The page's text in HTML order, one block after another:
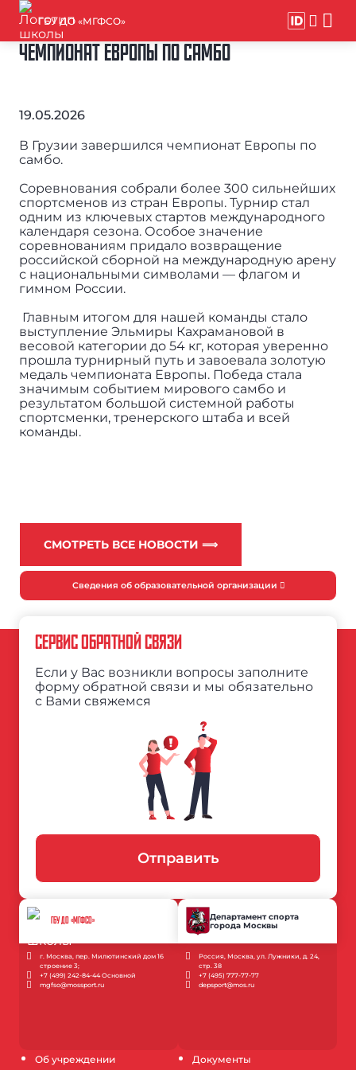
ГБУ ДО «МГФСО»
ЧЕМПИОНАТ ЕВРОПЫ ПО САМБО
19.05.2026
В Грузии завершился чемпионат Европы по
самбо.
Соревнования собрали более 300 сильнейших
спортсменов из стран Европы. Турнир стал
одним из ключевых стартов международного
календаря сезона. Особое значение
соревнованиям придало возвращение
российской сборной на международную арену
с национальными символами — флагом и
гимном России.
Главным итогом для нашей команды стало
выступление Эльмиры Кахрамановой в
весовой категории до 54 кг, которая уверенно
прошла турнирный путь и завоевала золотую
медаль чемпионата Европы. Победа стала
значимым событием мирового самбо и
результатом большой системной работы
спортсменки, тренерского штаба и всей
команды.
СМОТРЕТЬ ВСЕ НОВОСТИ ⟹
Сведения об образовательной организации
Об учреждении Документы
СЕРВИС ОБРАТНОЙ СВЯЗИ
Если у Вас возникли вопросы заполните
форму обратной связи и мы обязательно
с Вами свяжемся
Отправить
ГБУ ДО «МГФСО»
г. Москва, пер. Милютинский дом 16
строение 3;
+7 (499) 242-84-44 Основной
mgfso@mossport.ru
Департамент спорта
города Москвы
Россия, Москва, ул. Лужники, д. 24,
стр. 38
+7 (495) 777-77-77
depsport@mos.ru